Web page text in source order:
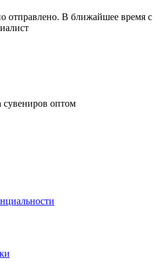
отправлено. В ближайшее время с
сувениров оптом